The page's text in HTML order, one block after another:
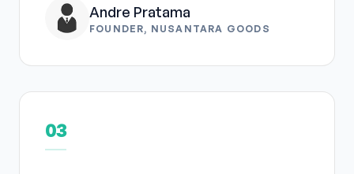
Andre Pratama
FOUNDER, NUSANTARA GOODS
03